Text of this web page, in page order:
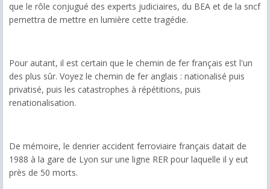
que le rôle conjugué des experts judiciaires, du BEA et de la sncf
pemettra de mettre en lumière cette tragédie.
Pour autant, il est certain que le chemin de fer français est l'un
des plus sûr. Voyez le chemin de fer anglais : nationalisé puis
privatisé, puis les catastrophes à répétitions, puis
renationalisation.
De mémoire, le denrier accident ferroviaire français datait de
1988 à la gare de Lyon sur une ligne RER pour laquelle il y eut
près de 50 morts.